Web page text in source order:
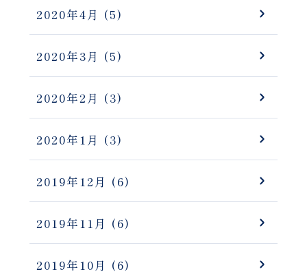
2020年4月 (5)
2020年3月 (5)
2020年2月 (3)
2020年1月 (3)
2019年12月 (6)
2019年11月 (6)
2019年10月 (6)